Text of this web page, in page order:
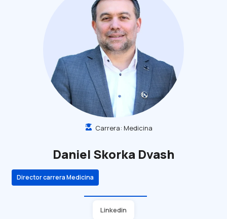
Carrera: Medicina
Daniel Skorka Dvash
Director carrera Medicina
Linkedin